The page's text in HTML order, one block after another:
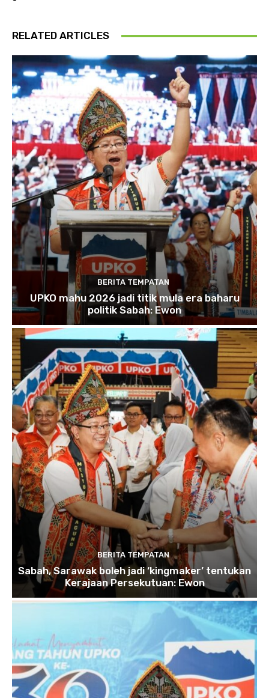
RELATED ARTICLES
BERITA TEMPATAN
UPKO mahu 2026 jadi titik mula era baharu
politik Sabah: Ewon
BERITA TEMPATAN
Sabah, Sarawak boleh jadi ‘kingmaker’ tentukan
Kerajaan Persekutuan: Ewon